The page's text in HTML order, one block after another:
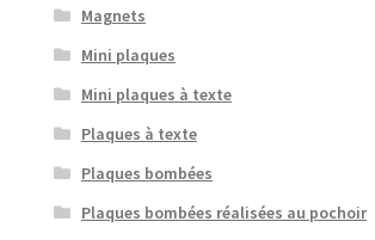
Magnets
Mini plaques
Mini plaques à texte
Plaques à texte
Plaques bombées
Plaques bombées réalisées au pochoir